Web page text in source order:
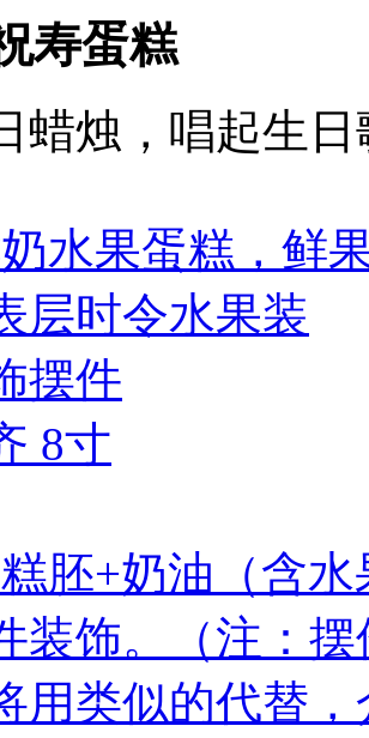
寿蛋糕
蜡烛，唱起生
8寸